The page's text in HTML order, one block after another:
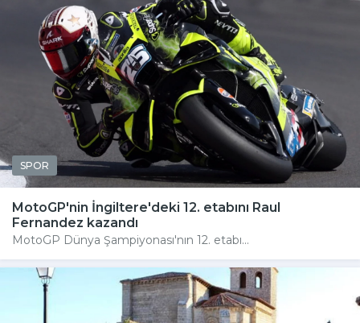
SPOR
MotoGP'nin İngiltere'deki 12. etabını Raul
Fernandez kazandı
MotoGP Dünya Şampiyonası'nın 12. etabı...